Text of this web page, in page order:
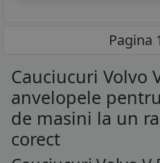
Pagina 1
Cauciucuri Volvo
anvelopele
de masini la un
corect